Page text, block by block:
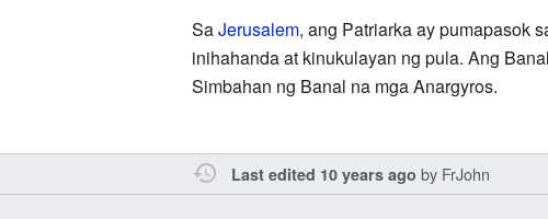
SaJerusalem, ang Patriarka ay pumapasok
inihahanda at kinukulayan ng pula. Ang
Simbahan ng Banal na mga Anargyros.
Last edited 10 years ago by FrJohn